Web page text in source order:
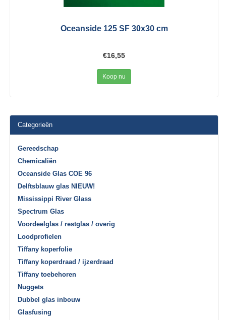
Oceanside 125 SF 30x30 cm
€16,55
Koop nu
Categorieën
Gereedschap
Chemicaliën
Oceanside Glas COE 96
Delftsblauw glas NIEUW!
Mississippi River Glass
Spectrum Glas
Voordeelglas / restglas / overig
Loodprofielen
Tiffany koperfolie
Tiffany koperdraad / ijzerdraad
Tiffany toebehoren
Nuggets
Dubbel glas inbouw
Glasfusing